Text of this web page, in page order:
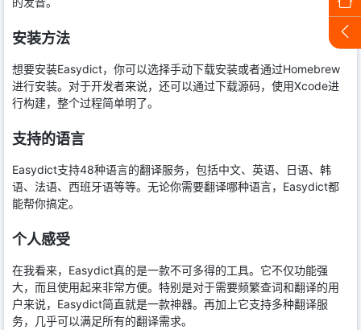
安装方法
想要安装Easydict，你可以选择手动下载安装或者通过Homebrew
进行安装。对于开发者来说，还可以通过下载源码，使用Xcode进
行构建，整个过程简单明了。
支持的语言
Easydict支持48种语言的翻译服务，包括中文、英语、日语、韩
语、法语、西班牙语等等。无论你需要翻译哪种语言，Easydict都
能帮你搞定。
个人感受
在我看来，Easydict真的是一款不可多得的工具。它不仅功能强
大，而且使用起来非常方便。特别是对于需要频繁查词和翻译的用
户来说，Easydict简直就是一款神器。再加上它支持多种翻译服
务，几乎可以满足所有的翻译需求。